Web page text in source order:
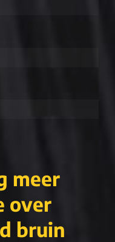
meer
over
bruin